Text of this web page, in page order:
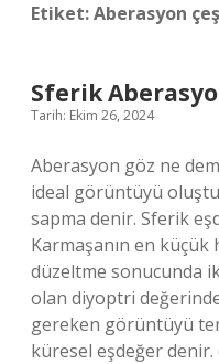
Etiket:Aberasyon
Sferik
Tarih: Ekim 26, 2024
Aberasyon göz ne
ideal görüntüyü
sapma denir. Sferik
Karmaşanın en küçük
düzeltme sonucunda
olan diyoptri
gereken görüntüyü
küresel eşdeğer